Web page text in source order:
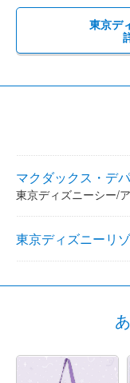
東京デ
マクダックス・デ
東京ディズニーシー/
東京ディズニーリ